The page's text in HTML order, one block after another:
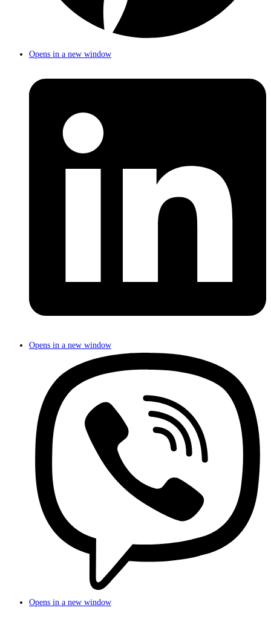
Opens in a new window
Opens in a new window
Opens in a new window